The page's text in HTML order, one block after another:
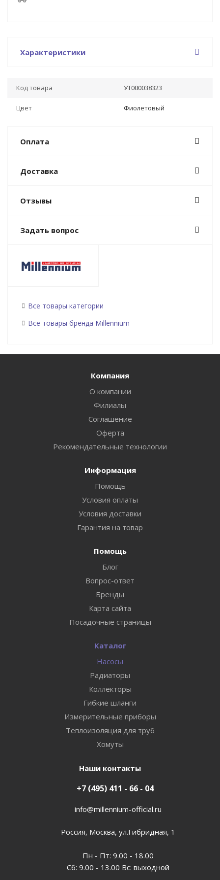
Характеристики
Код товара УТ000038323
Цвет Фиолетовый
Оплата
Доставка
Отзывы
Задать вопрос
Все товары категории
Все товары бренда Millennium
Компания
О компании
Филиалы
Соглашение
Оферта
Рекомендательные технологии
Информация
Помощь
Условия оплаты
Условия доставки
Гарантия на товар
Помощь
Блог
Вопрос-ответ
Бренды
Карта сайта
Посадочные страницы
Каталог
Насосы
Радиаторы
Коллекторы
Гибкие шланги
Измерительные приборы
Теплоизоляция для труб
Хомуты
Наши контакты
+7 (495) 411 - 66 - 04
info@millennium-official.ru
Россия, Москва, ул.Гибридная, 1
Пн - Пт: 9.00 - 18.00
Сб: 9.00 - 13.00 Вс: выходной